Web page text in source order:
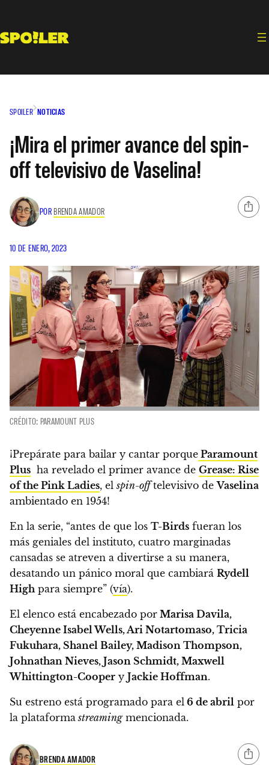
contenido
SPOILER NOTICIAS
¡Mira el primer avance del spin-
off televisivo de Vaselina!
POR BRENDA AMADOR
10 DE ENERO, 2023
CRÉDITO: PARAMOUNT PLUS
¡Prepárate para bailar y cantar porque Paramount
Plus ha revelado el primer avance de Grease: Rise
of the Pink Ladies, elspin-offtelevisivo deVaselina
ambientado en 1954!
En la serie, “antes de que los T-Birds fueran los
más geniales del instituto, cuatro marginadas
cansadas se atreven a divertirse a su manera,
desatando un pánico moral que cambiará Rydell
Highpara siempre” (vía).
El elenco está encabezado por Marisa Davila,
Cheyenne Isabel Wells, Ari Notartomaso, Tricia
Fukuhara, Shanel Bailey, Madison Thompson,
Johnathan Nieves, Jason Schmidt, Maxwell
Whittington-Cooper y Jackie Hoffman.
Su estreno está programado para el 6 de abril por
la plataformastreamingmencionada.
BRENDA AMADOR